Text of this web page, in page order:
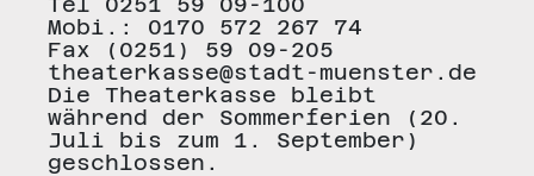
Mobi.: 0170 572 267 74
Fax (0251) 59 09-205
theaterkasse@stadt-muenster.de
Die Theaterkasse bleibt
während der Sommerferien (20.
Juli bis zum 1. September)
geschlossen.